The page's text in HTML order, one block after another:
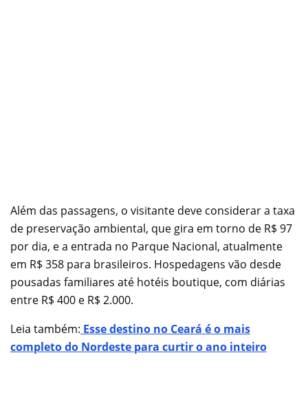
Além das passagens, o visitante deve considerar a taxa
de preservação ambiental, que gira em torno de R$ 97
por dia, e a entrada no Parque Nacional, atualmente
em R$ 358 para brasileiros. Hospedagens vão desde
pousadas familiares até hotéis boutique, com diárias
entre R$ 400 e R$ 2.000.
Leia também: Esse destino no Ceará é o mais
completo do Nordeste para curtir o ano inteiro